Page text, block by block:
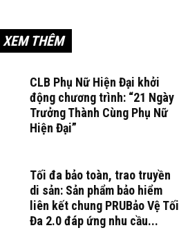
XEM THÊM
CLB Phụ Nữ Hiện Đại khởi
động chương trình: “21 Ngày
Trưởng Thành Cùng Phụ Nữ
Hiện Đại”
Tối đa bảo toàn, trao truyền
di sản: Sản phẩm bảo hiểm
liên kết chung PRUBảo Vệ Tối
Đa 2.0 đáp ứng nhu cầu...